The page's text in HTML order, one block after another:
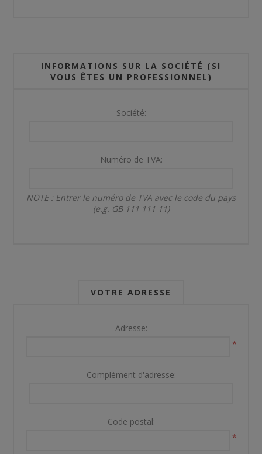
INFORMATIONS SUR LA SOCIÉTÉ (SI
VOUS ÊTES UN PROFESSIONNEL)
Société:
Numéro de TVA:
NOTE : Entrer le numéro de TVA avec le code du pays
(e.g. GB 111 111 11)
VOTRE ADRESSE
Adresse:
*
Complément d'adresse:
Code postal:
*